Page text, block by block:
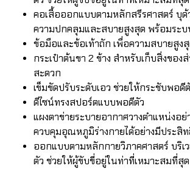
คอเสื้อออกแบบตามหลักสรีรศาสตร์ บุ
ความปกคลุมและสบายสูงสุด พร้อมระ
ข้อมือและข้อเท้าถัก เพื่อความสบายสูง
กระเป๋าต้นขา 2 ข้าง สำหรับเก็บสิ่งของ
สะดวก
เข็มขัดปรับระดับเอว ช่วยให้กระชับพอดี
ดีไซน์ทรงสปอร์ตแบบพอดีตัว
แผงตาข่ายระบายอากาศวางตำแหน่งอย่
ควบคุมอุณหภูมิร่างกายได้อย่างมีประสิ
ออกแบบตามหลักกายวิภาคศาสตร์ บริเ
ตัว ช่วยให้ผู้ขับขี่อยู่ในท่าที่เหมาะสมที่สุด